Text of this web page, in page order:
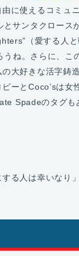
に使えるコミュ
サンタクロース
（愛する人と
ね。さらに、こ
大好きな活字鋳
ーとCoco’sは女
Spadeのタグも
る人は幸いなり